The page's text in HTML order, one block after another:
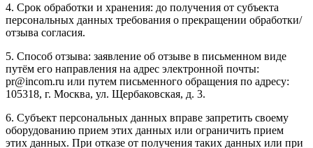
4. Срок обработки и хранения: до получения от субъекта
персональных данных требования о прекращении обработки/
отзыва согласия.
5. Способ отзыва: заявление об отзыве в письменном виде
путём его направления на адрес электронной почты:
pr@incom.ru или путем письменного обращения по адресу:
105318, г. Москва, ул. Щербаковская, д. 3.
6. Субъект персональных данных вправе запретить своему
оборудованию прием этих данных или ограничить прием
этих данных. При отказе от получения таких данных или при